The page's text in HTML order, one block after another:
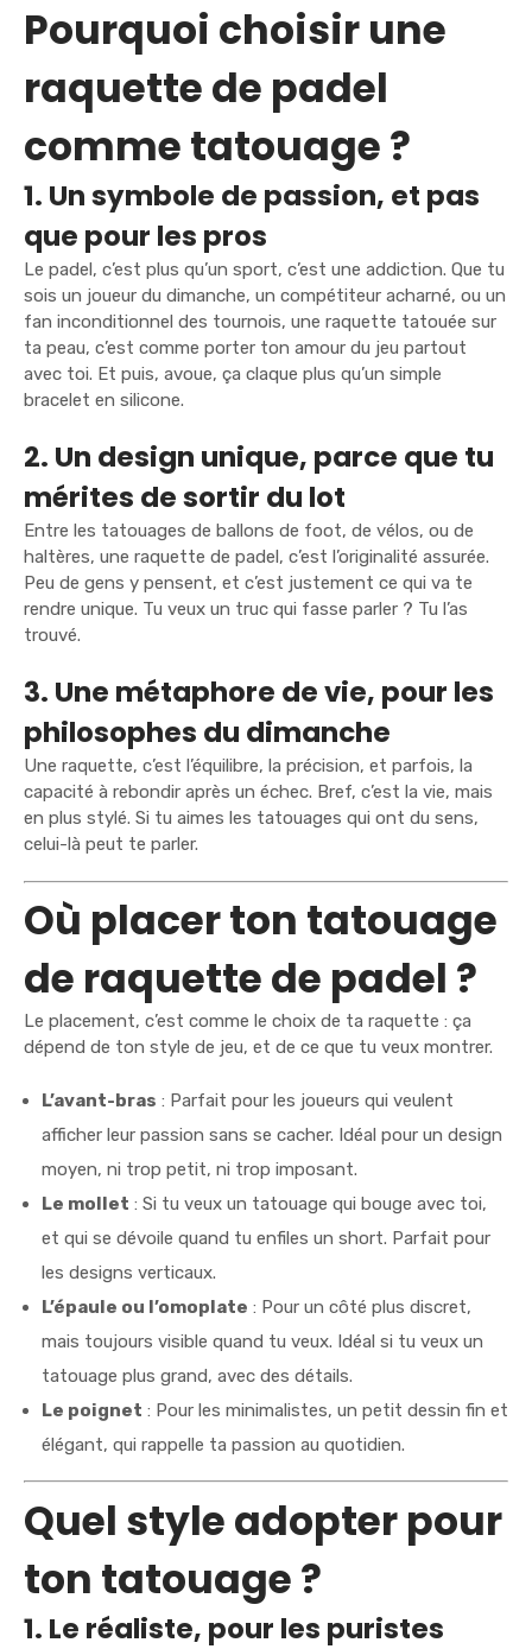
Pourquoi choisir une
raquette de padel
comme tatouage ?
1. Un symbole de passion, et pas
que pour les pros
Le padel, c’est plus qu’un sport, c’est une addiction. Que tu
sois un joueur du dimanche, un compétiteur acharné, ou un
fan inconditionnel des tournois, une raquette tatouée sur
ta peau, c’est comme porter ton amour du jeu partout
avec toi. Et puis, avoue, ça claque plus qu’un simple
bracelet en silicone.
2. Un design unique, parce que tu
mérites de sortir du lot
Entre les tatouages de ballons de foot, de vélos, ou de
haltères, une raquette de padel, c’est l’originalité assurée.
Peu de gens y pensent, et c’est justement ce qui va te
rendre unique. Tu veux un truc qui fasse parler ? Tu l’as
trouvé.
3. Une métaphore de vie, pour les
philosophes du dimanche
Une raquette, c’est l’équilibre, la précision, et parfois, la
capacité à rebondir après un échec. Bref, c’est la vie, mais
en plus stylé. Si tu aimes les tatouages qui ont du sens,
celui-là peut te parler.
Où placer ton tatouage
de raquette de padel ?
Le placement, c’est comme le choix de ta raquette : ça
dépend de ton style de jeu, et de ce que tu veux montrer.
L’avant-bras : Parfait pour les joueurs qui veulent
afficher leur passion sans se cacher. Idéal pour un design
moyen, ni trop petit, ni trop imposant.
Le mollet : Si tu veux un tatouage qui bouge avec toi,
et qui se dévoile quand tu enfiles un short. Parfait pour
les designs verticaux.
L’épaule ou l’omoplate : Pour un côté plus discret,
mais toujours visible quand tu veux. Idéal si tu veux un
tatouage plus grand, avec des détails.
Le poignet : Pour les minimalistes, un petit dessin fin et
élégant, qui rappelle ta passion au quotidien.
Quel style adopter pour
ton tatouage ?
1. Le réaliste, pour les puristes